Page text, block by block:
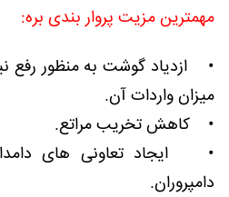
مهمترین مزیت پروار بندی بره:
• ازدیاد گوشت به منظور رفع
میزان واردات آن.
• کاهش تخریب مراتع.
• ایجاد تعاونی های
دامپروران.